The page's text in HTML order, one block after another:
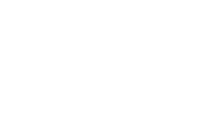
区代表按照抽签顺序依次上台汇报
临床工作中温暖治愈的护患故事，
叙事中拉近护患距离，传递护理
则对参赛作品进行现场打分，并结
指导，针对性提出优化提升建议。